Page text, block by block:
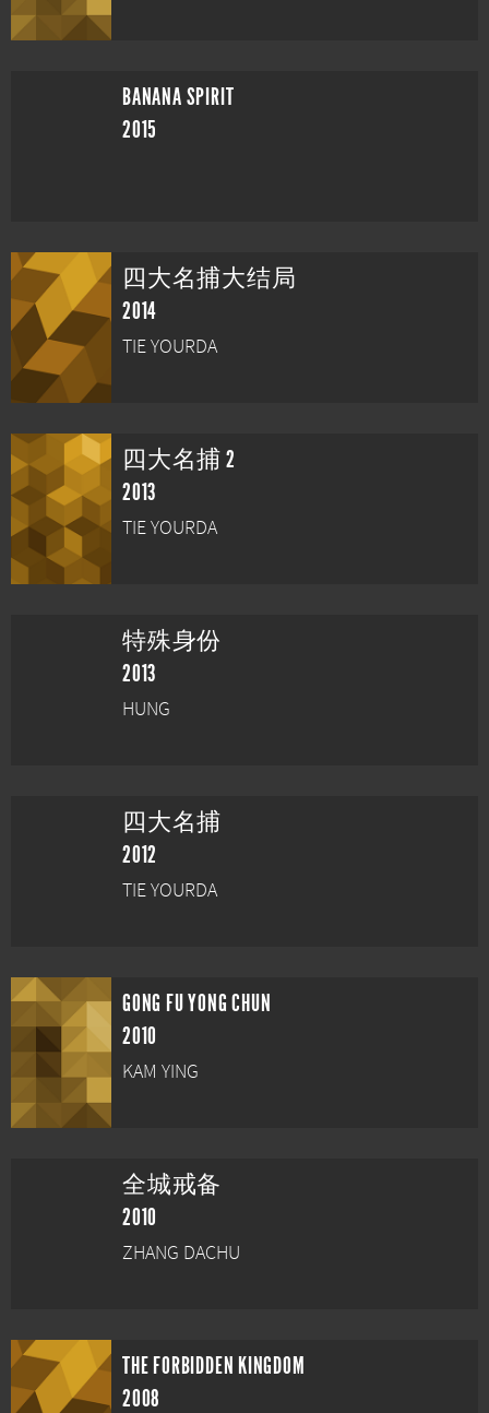
BANANA SPIRIT
2015
四大名捕大结局
2014
TIE YOURDA
四大名捕 2
2013
TIE YOURDA
特殊身份
2013
HUNG
四大名捕
2012
TIE YOURDA
GONG FU YONG CHUN
2010
KAM YING
全城戒备
2010
ZHANG DACHU
THE FORBIDDEN KINGDOM
2008